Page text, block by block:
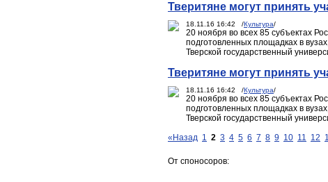
Тверитяне могут принять
18.11.16 16:42 /Культура/
20 ноября во всех 85 субъектах
подготовленных площадках в
Тверской государственный
Тверитяне могут принять
18.11.16 16:42 /Культура/
20 ноября во всех 85 субъектах
подготовленных площадках в
Тверской государственный
«Назад 1 2 3 4 5 6 7 8 9 10 11 12
От споносоров: